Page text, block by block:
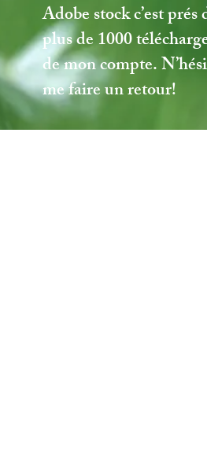
Adobe stock c’est
plus de 1000
de mon compte.
me faire un retour!